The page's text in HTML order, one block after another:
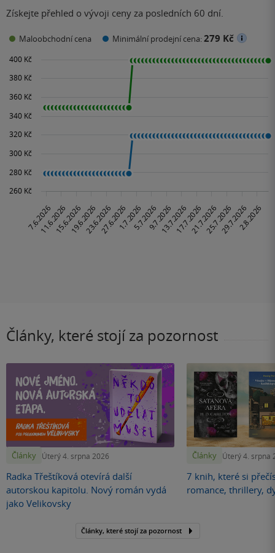
Získejte přehled o vývoji ceny za posledních 60 dní.
Maloobchodní cena Minimální prodejní cena:279 Kč
Články, které stojí za pozornost
Články Úterý 4. srpna 2026
Radka Třeštíková otevírá další
autorskou kapitolu. Nový román vydá
jako Velikovsky
Články Úterý 4. srpna
7 knih, které si
romance, thrillery,
Články, které stojí za pozornost